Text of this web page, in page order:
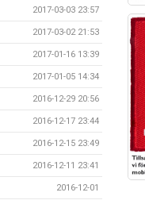
2017-03-03 23:57
2017-03-02 21:53
2017-01-16 13:39
2017-01-05 14:34
2016-12-29 20:56
2016-12-17 23:44
2016-12-15 23:49
2016-12-11 23:41
2016-12-01